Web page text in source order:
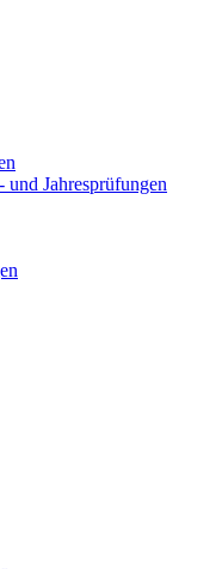
und Jahresprüfungen